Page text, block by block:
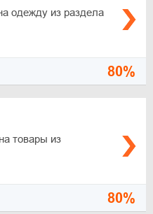
одежду из раздела
80%
товары из
80%